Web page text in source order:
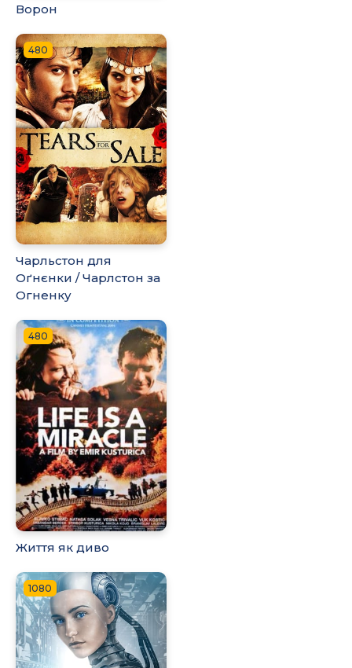
Ворон
480
Чарльстон для
Оґнєнки / Чарлстон за
Огненку
480
Життя як диво
1080